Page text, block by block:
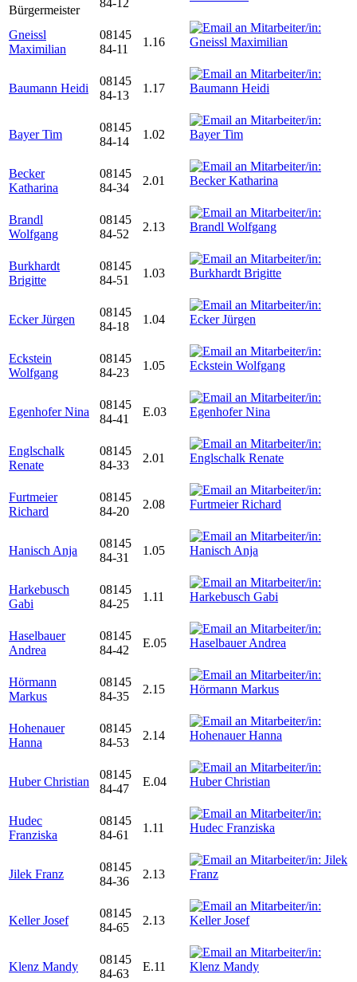
Bürgermeister
84-12
Gneissl
Maximilian
08145
84-11
1.16
Baumann Heidi
08145
84-13
1.17
Bayer Tim
08145
84-14
1.02
Becker
Katharina
08145
84-34
2.01
Brandl
Wolfgang
08145
84-52
2.13
Burkhardt
Brigitte
08145
84-51
1.03
Ecker Jürgen
08145
84-18
1.04
Eckstein
Wolfgang
08145
84-23
1.05
Egenhofer Nina
08145
84-41
E.03
Englschalk
Renate
08145
84-33
2.01
Furtmeier
Richard
08145
84-20
2.08
Hanisch Anja
08145
84-31
1.05
Harkebusch
Gabi
08145
84-25
1.11
Haselbauer
Andrea
08145
84-42
E.05
Hörmann
Markus
08145
84-35
2.15
Hohenauer
Hanna
08145
84-53
2.14
Huber Christian
08145
84-47
E.04
Hudec
Franziska
08145
84-61
1.11
Jilek Franz
08145
84-36
2.13
Keller Josef
08145
84-65
2.13
Klenz Mandy
08145
84-63
E.11